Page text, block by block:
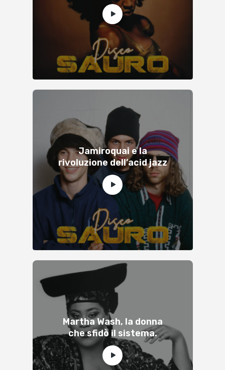
Jamiroquai e la
rivoluzione dell’acid jazz
Martha Wash, la donna
che sfidò il sistema.